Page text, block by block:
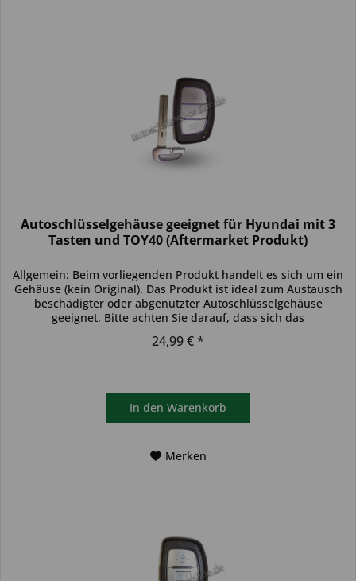
Autoschlüsselgehäuse geeignet für Hyundai mit 3
Tasten und TOY40 (Aftermarket Produkt)
Allgemein: Beim vorliegenden Produkt handelt es sich um ein
Gehäuse (kein Original). Das Produkt ist ideal zum Austausch
beschädigter oder abgenutzter Autoschlüsselgehäuse
geeignet. Bitte achten Sie darauf, dass sich das
24,99 € *
In den Warenkorb
Merken